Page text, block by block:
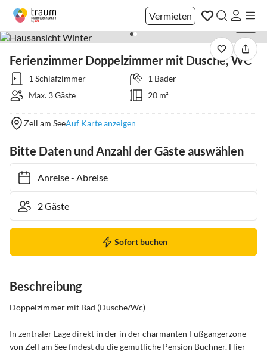
Vermieten
Ferienzimmer Doppelzimmer mit Dusche, WC
1 Schlafzimmer
1 Bäder
Max. 3 Gäste
20 m²
Zell am SeeAuf Karte anzeigen
Bitte Daten und Anzahl der Gäste auswählen
Anreise- Abreise
Sofort buchen
Beschreibung
Doppelzimmer mit Bad (Dusche/Wc)
In zentraler Lage direkt in der in der charmanten Fußgängerzone
von Zell am See findest du die gemütliche Pension Buchner. Hier